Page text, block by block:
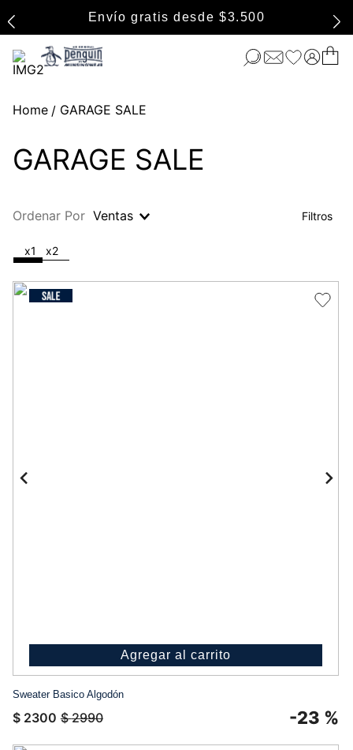
Envío gratis desde $3.500
GARAGE SALE
GARAGE SALE
Ordenar Por Ventas
x1 x2
Agregar al carrito
Sweater Basico Algodón
$ 2300 $ 2990 -23 %